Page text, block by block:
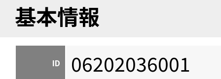
基本情報
ID 06202036001